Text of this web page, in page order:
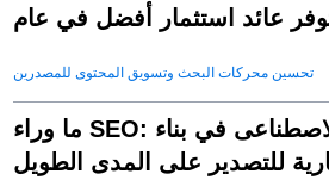
توفر عائد استثمار أفضل في عام
تحسين محركات البحث وتسويق المحتوى للمصدرين
ما وراء SEO: كيف يساعد الذكاء الاصطناعى في بناء
للتصدير على المدى الطويل